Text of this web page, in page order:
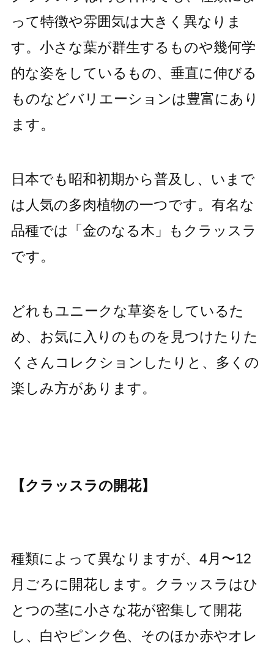
って特徴や雰囲気は大きく異なりま
す。小さな葉が群生するものや幾何学
的な姿をしているもの、垂直に伸びる
ものなどバリエーションは豊富にあり
ます。
日本でも昭和初期から普及し、いまで
は人気の多肉植物の一つです。有名な
品種では「金のなる木」もクラッスラ
です。
どれもユニークな草姿をしているた
め、お気に入りのものを見つけたりた
くさんコレクションしたりと、多くの
楽しみ方があります。
【クラッスラの開花】
種類によって異なりますが、4月〜12
月ごろに開花します。クラッスラはひ
とつの茎に小さな花が密集して開花
し、白やピンク色、そのほか赤やオレ